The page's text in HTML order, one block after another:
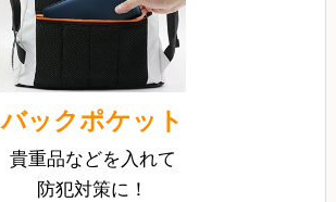
バックポケット
貴重品などを入れて
防犯対策に！